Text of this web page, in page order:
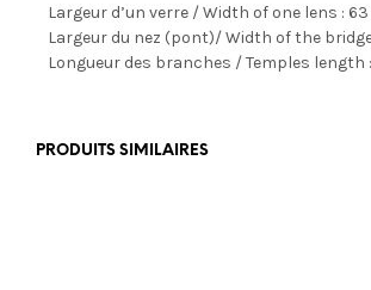
Largeur d’un verre / Width of one lens :
Largeur du nez (pont)/ Width of the bridge
Longueur des branches / Temples length
PRODUITS SIMILAIRES